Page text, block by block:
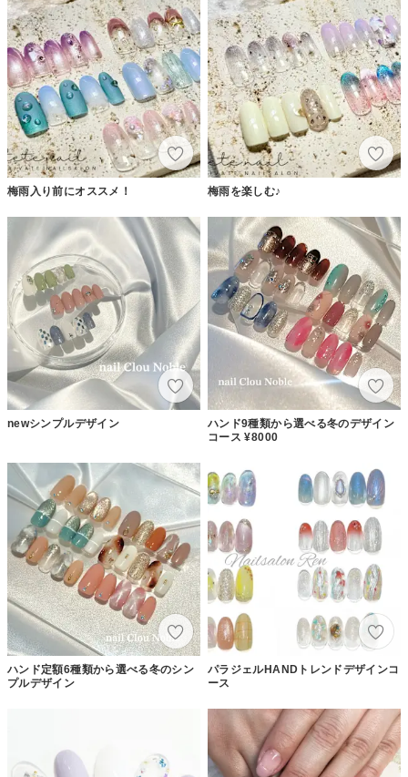
梅雨入り前にオススメ！ 梅雨を楽しむ♪
newシンプルデザイン
ハンド9種類から選べる冬のデザイン
コース ¥8000
ハンド定額6種類から選べる冬のシン
プルデザイン
パラジェルHANDトレンドデザインコ
ース